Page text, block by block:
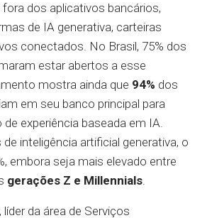
fora dos aplicativos bancários,
de IA generativa, carteiras
conectados. No Brasil, 75% dos
estar abertos a esse
mostra ainda que 94% dos
em seu banco principal para
experiência baseada em IA.
inteligência artificial generativa, o
embora seja mais elevado entre
gerações Z e Millennials.
da área de Serviços